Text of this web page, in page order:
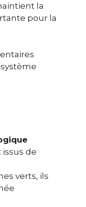
la
pour la
de
verts, ils